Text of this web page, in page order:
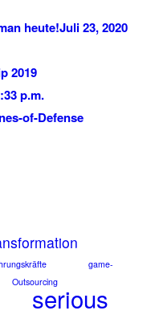
heute!Juli 23, 2020
2019
p.m.
of-Defense
game-
Outsourcing
serious